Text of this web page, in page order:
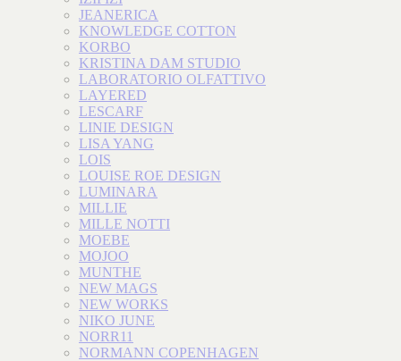
JEANERICA
KNOWLEDGE COTTON
KORBO
KRISTINA DAM STUDIO
LABORATORIO OLFATTIVO
LAYERED
LESCARF
LINIE DESIGN
LISA YANG
LOIS
LOUISE ROE DESIGN
LUMINARA
MILLIE
MILLE NOTTI
MOEBE
MOJOO
MUNTHE
NEW MAGS
NEW WORKS
NIKO JUNE
NORR11
NORMANN COPENHAGEN